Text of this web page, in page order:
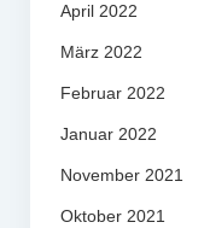
April 2022
März 2022
Februar 2022
Januar 2022
November 2021
Oktober 2021